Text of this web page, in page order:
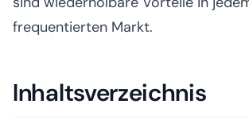
frequentierten Markt.
Inhaltsverzeichnis